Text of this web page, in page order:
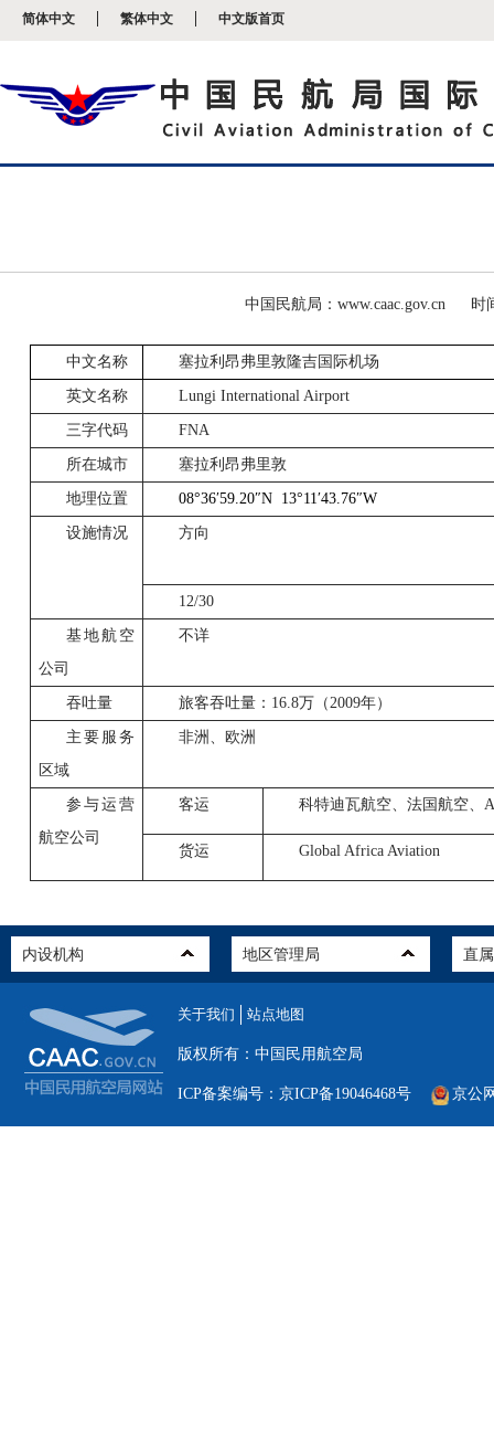
简体中文 繁体中文 中文版首页
中国民航局：www.caac.gov.cn 时
中文名称 塞拉利昂弗里敦隆吉国际机场
英文名称 Lungi International Airport
三字代码 FNA
所在城市 塞拉利昂弗里敦
地理位置 08°36′59.20″N 13°11′43.76″W
设施情况 方向
12/30
基地航空
公司
不详
吞吐量 旅客吞吐量： 16.8万（2009年）
主要服务
区域
非洲、欧洲
参与运营
航空公司
客运 科特迪瓦航空、法国航空、
货运 Global Africa Aviation
关于我们 站点地图
版权所有：中国民用航空局
ICP备案编号：京ICP备19046468号 京公
开
说